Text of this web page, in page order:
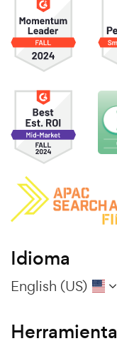
Idioma
English (US)